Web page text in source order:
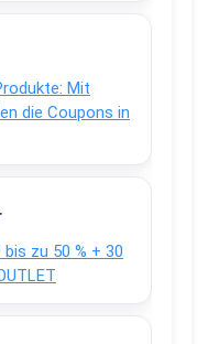
Mit
die Coupons in
zu 50 % + 30